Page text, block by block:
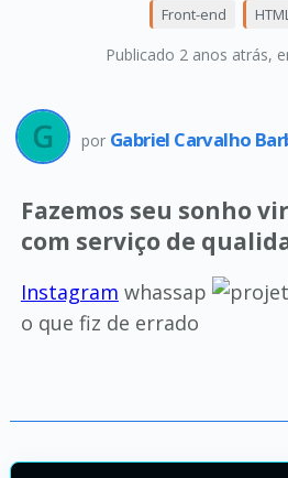
Publicado 2 anos atrás,
Front-end
por Gabriel Carvalho
Fazemos seu sonho
com serviço de
Instagram whassap
o que fiz de errado